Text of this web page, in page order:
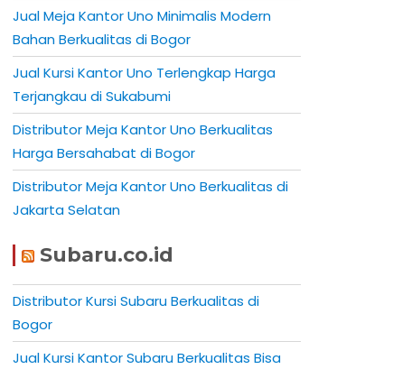
Jual Meja Kantor Uno Minimalis Modern
Bahan Berkualitas di Bogor
Jual Kursi Kantor Uno Terlengkap Harga
Terjangkau di Sukabumi
Distributor Meja Kantor Uno Berkualitas
Harga Bersahabat di Bogor
Distributor Meja Kantor Uno Berkualitas di
Jakarta Selatan
Subaru.co.id
Distributor Kursi Subaru Berkualitas di
Bogor
Jual Kursi Kantor Subaru Berkualitas Bisa